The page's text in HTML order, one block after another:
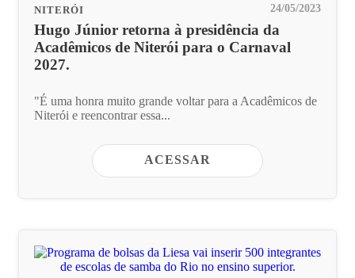
NITERÓI 24/05/2023
Hugo Júnior retorna à presidência da
Acadêmicos de Niterói para o Carnaval
2027.
"É uma honra muito grande voltar para a Acadêmicos de
Niterói e reencontrar essa...
ACESSAR